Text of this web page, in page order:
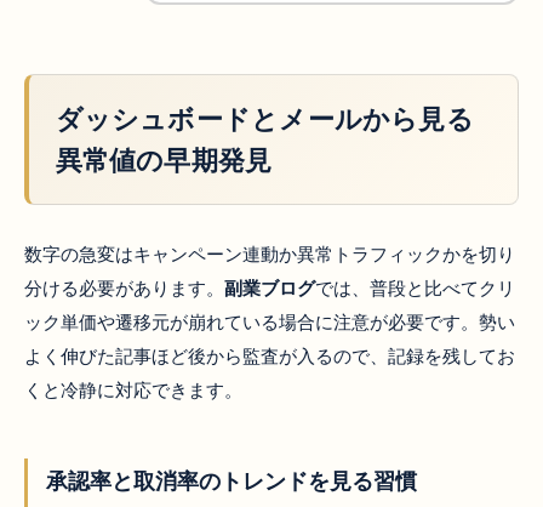
ダッシュボードとメールから見る
異常値の早期発見
数字の急変はキャンペーン連動か異常トラフィックかを切り
分ける必要があります。 副業ブログでは、普段と比べてクリ
ック単価や遷移元が崩れている場合に注意が必要です。勢い
よく伸びた記事ほど後から監査が入るので、記録を残してお
くと冷静に対応できます。
承認率と取消率のトレンドを見る習慣